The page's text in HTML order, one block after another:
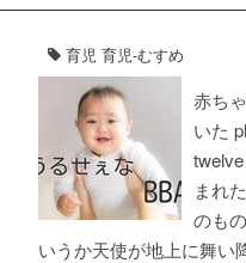
育児 育児-むすめ
赤ち
いた
まれ
のも
いうか天使が地上に舞い